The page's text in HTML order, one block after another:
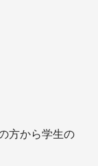
方から学生の